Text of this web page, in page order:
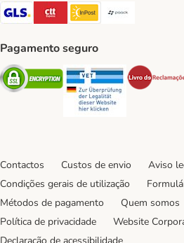
GLS Shipping Method
CTTExpress Shipping
InPost Shipping
Pagamento seguro
Security Security
Contactos Custos de envio
Aviso
Condições gerais de utilização
Métodos de pagamento
Quem somos
Política de privacidade
Website